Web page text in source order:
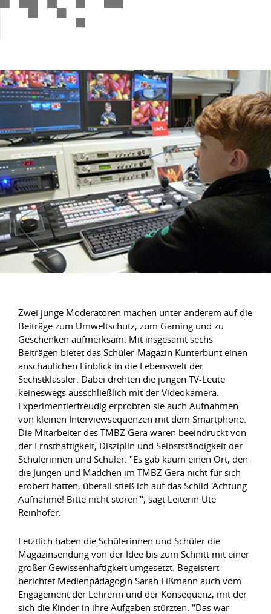
Zwei junge Moderatoren machen unter anderem auf die
Beiträge zum Umweltschutz, zum Gaming und zu
Geschenken aufmerksam. Mit insgesamt sechs
Beiträgen bietet das Schüler-Magazin Kunterbunt einen
anschaulichen Einblick in die Lebenswelt der
Sechstklässler. Dabei drehten die jungen TV-Leute
keineswegs ausschließlich mit der Videokamera.
Experimentierfreudig erprobten sie auch Aufnahmen
von kleinen Interviewsequenzen mit dem Smartphone.
Die Mitarbeiter des TMBZ Gera waren beeindruckt von
der Ernsthaftigkeit, Disziplin und Selbstständigkeit der
Schülerinnen und Schüler. "Es gab kaum einen Ort, den
die Jungen und Mädchen im TMBZ Gera nicht für sich
erobert hatten, überall stieß ich auf das Schild 'Achtung
Aufnahme! Bitte nicht stören'", sagt Leiterin Ute
Reinhöfer.
Letztlich haben die Schülerinnen und Schüler die
Magazinsendung von der Idee bis zum Schnitt mit einer
großer Gewissenhaftigkeit umgesetzt. Begeistert
berichtet Medienpädagogin Sarah Eißmann auch vom
Engagement der Lehrerin und der Konsequenz, mit der
sich die Kinder in ihre Aufgaben stürzten: "Das war